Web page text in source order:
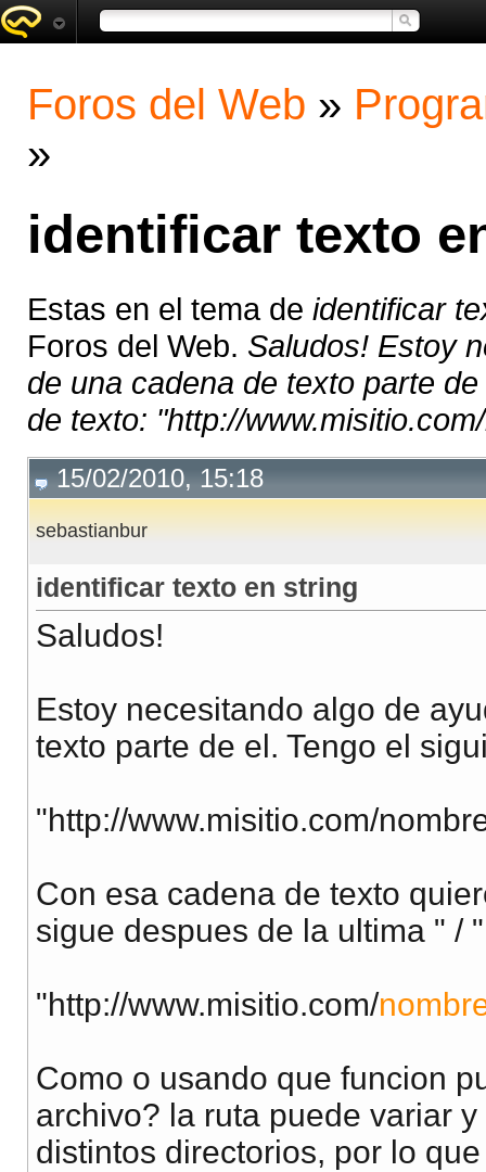
Foros del Web »
»
identificar texto
Estas en el tema de identificar
Foros del Web. Saludos! Estoy
de una cadena de texto parte
de texto: "http://
15/02/2010, 15:18
sebastianbur
identificar texto en string
Saludos!
Estoy necesitando algo de
texto parte de el. Tengo el
"http://www.misitio.com/
Con esa cadena de texto
sigue despues de la ultima " /
"http://www.misitio.com/
Como o usando que funcion
archivo? la ruta puede variar
distintos directorios, por lo